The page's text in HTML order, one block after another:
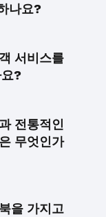
나요?
서비스를
?
전통적인
무엇인가
을 가지고